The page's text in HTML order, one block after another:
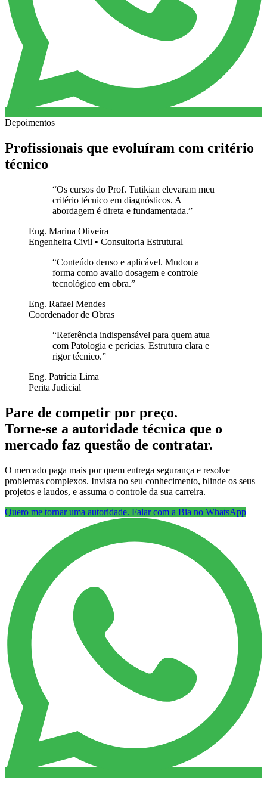
Depoimentos
Profissionais que evoluíram com critério
técnico
“Os cursos do Prof. Tutikian elevaram meu
critério técnico em diagnósticos. A
abordagem é direta e fundamentada.”
Eng. Marina Oliveira
Engenheira Civil • Consultoria Estrutural
“Conteúdo denso e aplicável. Mudou a
forma como avalio dosagem e controle
tecnológico em obra.”
Eng. Rafael Mendes
Coordenador de Obras
“Referência indispensável para quem atua
com Patologia e perícias. Estrutura clara e
rigor técnico.”
Eng. Patrícia Lima
Perita Judicial
Pare de competir por preço.
Torne-se a autoridade técnica que o
mercado faz questão de contratar.
O mercado paga mais por quem entrega segurança e resolve
problemas complexos. Invista no seu conhecimento, blinde os seus
projetos e laudos, e assuma o controle da sua carreira.
Quero me tornar uma autoridade. Falar com a Bia no WhatsApp